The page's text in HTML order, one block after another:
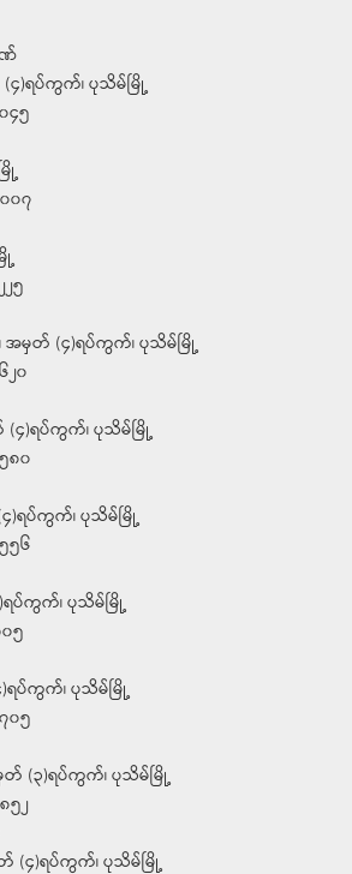
ဏ်
၄)ရပ်ကွက်၊ ပုသိမ်မြို့
၄၅
ြို့
၀၇
၅
မှတ် (၄)ရပ်ကွက်၊ ပုသိမ်မြို့
၂၀
)ရပ်ကွက်၊ ပုသိမ်မြို့
၈၀
၄)ရပ်ကွက်၊ ပုသိမ်မြို့
၅၆
ရပ်ကွက်၊ ပုသိမ်မြို့
၅
ပ်ကွက်၊ ပုသိမ်မြို့
၀၅
(၃)ရပ်ကွက်၊ ပုသိမ်မြို့
၅၂
မှတ် (၄)ရပ်ကွက်၊ ပုသိမ်မြို့